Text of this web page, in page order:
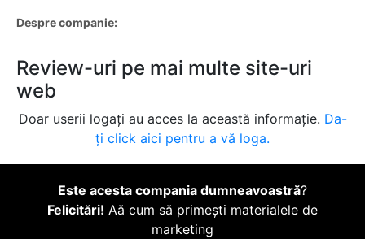
Despre companie:
Review-uri pe mai multe site-uri
web
Doar userii logați au acces la această informație. Da-
ți click aici pentru a vă loga.
Este acesta compania dumneavoastră?
Felicitări! Aă cum să primești materialele de
marketing